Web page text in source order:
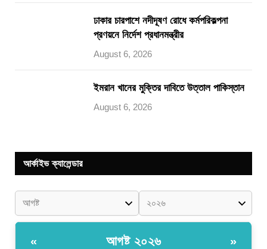
ঢাকার চারপাশে নদীদূষণ রোধে কর্মপরিকল্পনা
প্রণয়নে নির্দেশ প্রধানমন্ত্রীর
August 6, 2026
ইমরান খানের মুক্তির দাবিতে উত্তাল পাকিস্তান
August 6, 2026
আর্কাইভ ক্যালেন্ডার
« আগষ্ট ২০২৬ »